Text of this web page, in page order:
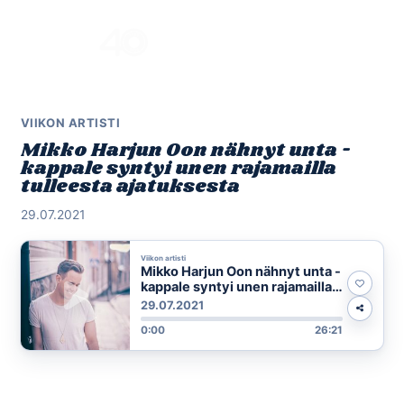
VIIKON ARTISTI
Mikko Harjun Oon nähnyt unta -
kappale syntyi unen rajamailla
tulleesta ajatuksesta
29.07.2021
Viikon artisti
Mikko Harjun Oon nähnyt unta -
kappale syntyi unen rajamailla
tulleesta ajatuksesta
29.07.2021
0:00 26:21